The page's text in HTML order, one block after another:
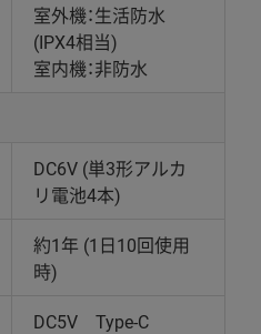
室外機：生活防水
(IPX4相当)
室内機：非防水
DC6V (単3形アルカ
リ電池4本)
約1年 (1日10回使用
時)
DC5V Type-C